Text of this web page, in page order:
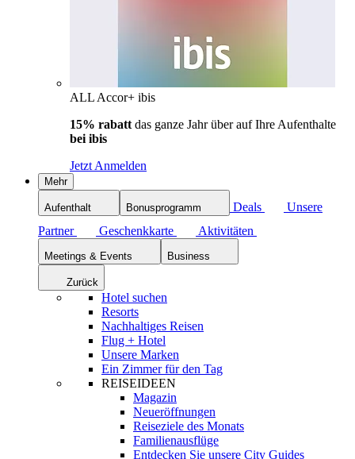
ALL Accor+ ibis
15% rabatt das ganze Jahr über auf Ihre Aufenthalte
bei ibis
Jetzt Anmelden
Mehr
Aufenthalt Bonusprogramm Deals
Unsere
Partner
Geschenkkarte Aktivitäten
Meetings & Events Business
Zurück
Hotel suchen
Resorts
Nachhaltiges Reisen
Flug + Hotel
Unsere Marken
Ein Zimmer für den Tag
REISEIDEEN
Magazin
Neueröffnungen
Reiseziele des Monats
Familienausflüge
Entdecken Sie unsere City Guides